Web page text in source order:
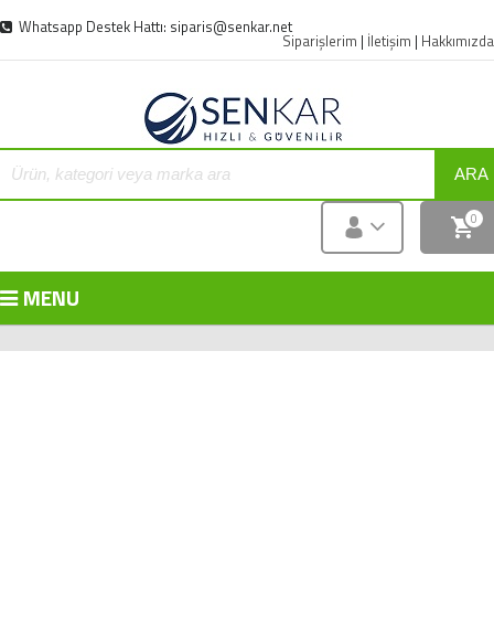
Whatsapp Destek Hattı: siparis@senkar.net
Siparişlerim | İletişim | Hakkımızda
ARA
0
MENU